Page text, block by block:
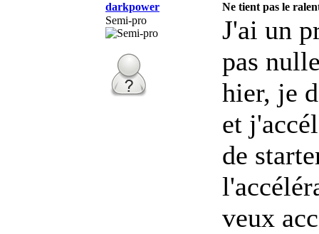
darkpower
Ne tient pas le
Semi-pro
J'ai un
pas
hier, je
et
de
veux